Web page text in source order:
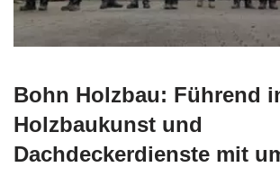
Bohn Holzbau: Führend
Holzbaukunst und
Dachdeckerdienste mit